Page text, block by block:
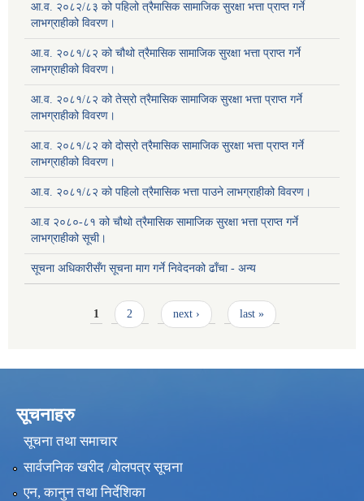
आ.व. २०८२/८३ को पहिलो त्रैमासिक सामाजिक सुरक्षा भत्ता प्राप्त गर्ने
लाभग्राहीको विवरण।
आ.व. २०८१/८२ को चौथो त्रैमासिक सामाजिक सुरक्षा भत्ता प्राप्त गर्ने
लाभग्राहीको विवरण।
आ.व. २०८१/८२ को तेस्रो त्रैमासिक सामाजिक सुरक्षा भत्ता प्राप्त गर्ने
लाभग्राहीको विवरण।
आ.व. २०८१/८२ को दोस्रो त्रैमासिक सामाजिक सुरक्षा भत्ता प्राप्त गर्ने
लाभग्राहीको विवरण।
आ.व. २०८१/८२ को पहिलो त्रैमासिक भत्ता पाउने लाभग्राहीको विवरण।
आ.व २०८०-८१ को चौथो त्रैमासिक सामाजिक सुरक्षा भत्ता प्राप्त गर्ने
लाभग्राहीको सूची।
सूचना अधिकारीसँग सूचना माग गर्ने निवेदनको ढाँचा - अन्य
1 2 next › last »
सूचनाहरु
सूचना तथा समाचार
सार्वजनिक खरीद /बोलपत्र सूचना
एन, कानुन तथा निर्देशिका